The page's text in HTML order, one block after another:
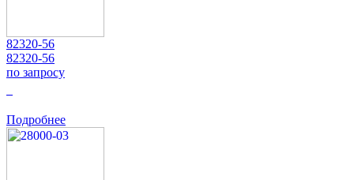
82320-56
82320-56
по запросу
Подробнее